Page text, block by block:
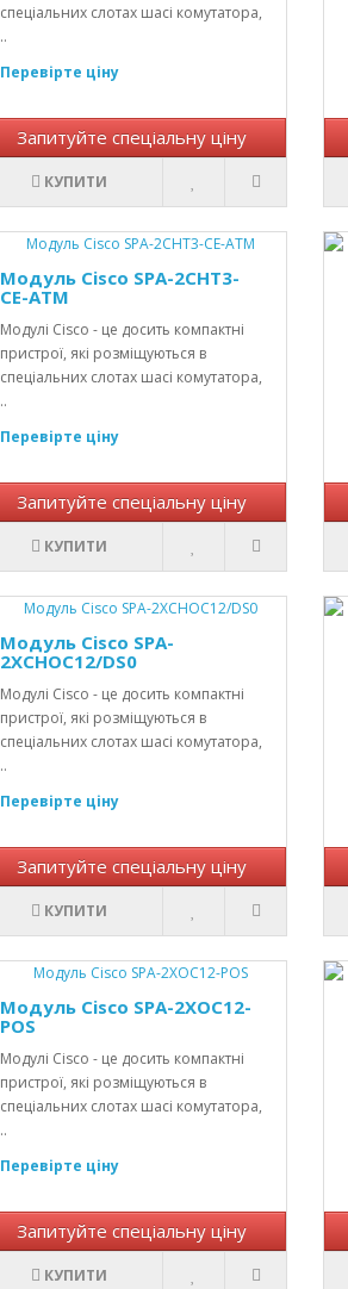
спеціальних слотах шасі комутатора,
..
Перевірте ціну
Запитуйте спеціальну ціну
КУПИТИ
Модуль Cisco SPA-2CHT3-
CE-ATM
Модулі Cisco - це досить компактні
пристрої, які розміщуються в
спеціальних слотах шасі комутатора,
..
Перевірте ціну
Запитуйте спеціальну ціну
КУПИТИ
Модуль Cisco SPA-
2XCHOC12/DS0
Модулі Cisco - це досить компактні
пристрої, які розміщуються в
спеціальних слотах шасі комутатора,
..
Перевірте ціну
Запитуйте спеціальну ціну
КУПИТИ
Модуль Cisco SPA-2XOC12-
POS
Модулі Cisco - це досить компактні
пристрої, які розміщуються в
спеціальних слотах шасі комутатора,
..
Перевірте ціну
Запитуйте спеціальну ціну
КУПИТИ